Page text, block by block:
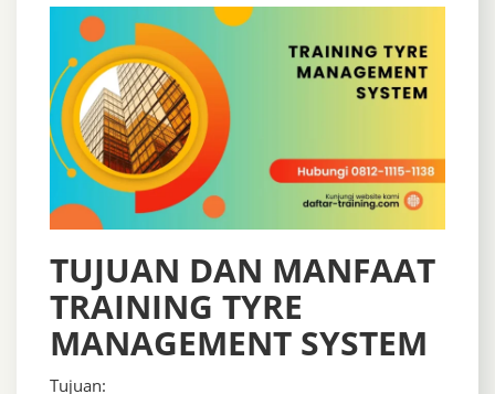
TUJUAN DAN MANFAAT
TRAINING TYRE
MANAGEMENT SYSTEM
Tujuan: